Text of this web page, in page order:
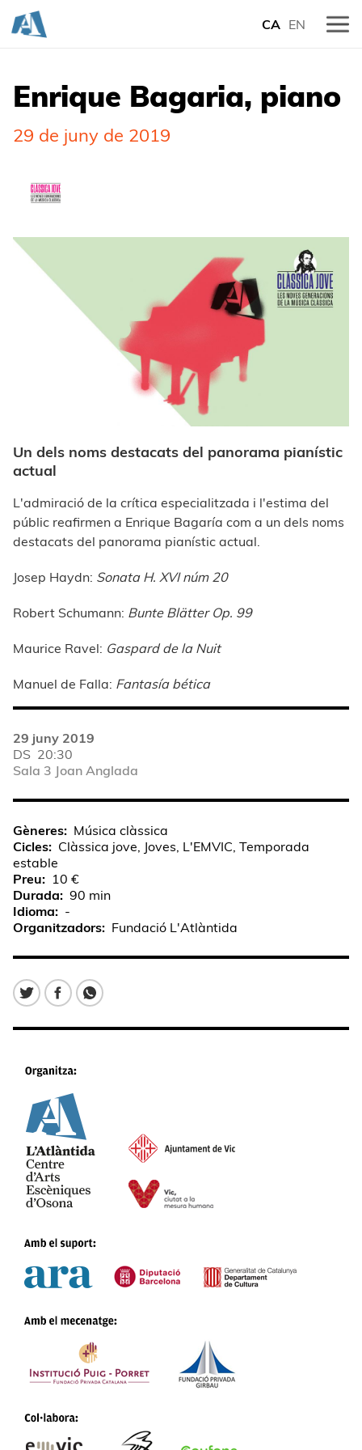
CA EN
Enrique Bagaria, piano
29 de juny de 2019
Un dels noms destacats del panorama pianístic
actual
L'admiració de la crítica especialitzada i l'estima del
públic reafirmen a Enrique Bagaría com a un dels noms
destacats del panorama pianístic actual.
Josep Haydn: Sonata H. XVI núm 20
Robert Schumann: Bunte Blätter Op. 99
Maurice Ravel: Gaspard de la Nuit
Manuel de Falla: Fantasía bética
29 juny 2019
DS 20:30
Sala 3 Joan Anglada
Gèneres
Música clàssica
Cicles
Clàssica jove, Joves, L'EMVIC, Temporada
estable
Preu
10 €
Durada
90 min
Idioma
-
Organitzadors
Fundació L'Atlàntida